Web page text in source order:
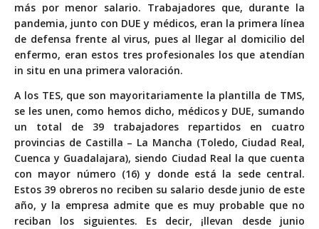
más por menor salario. Trabajadores que, durante la
pandemia, junto con DUE y médicos, eran la primera línea
de defensa frente al virus, pues al llegar al domicilio del
enfermo, eran estos tres profesionales los que atendían
in situ en una primera valoración.
A los TES, que son mayoritariamente la plantilla de TMS,
se les unen, como hemos dicho, médicos y DUE, sumando
un total de 39 trabajadores repartidos en cuatro
provincias de Castilla – La Mancha (Toledo, Ciudad Real,
Cuenca y Guadalajara), siendo Ciudad Real la que cuenta
con mayor número (16) y donde está la sede central.
Estos 39 obreros no reciben su salario desde junio de este
año, y la empresa admite que es muy probable que no
reciban los siguientes. Es decir, ¡llevan desde junio